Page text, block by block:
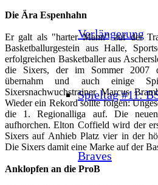
Verlängerung
Spieltag #11:
Braves
Die Ära Espenhahn
Er galt als "harter Mann" auf der
Basketballurgestein aus Halle,
erfolgreichen Basketballer aus
die Sixers, der im Sommer 2007
übernahm und auch einige
Sixersnachwuchstrainer Marcus
Wieder ein Rekord sollte folgen:
die 1. Regionalliga auf. Die
aufhorchen. Elton Coffield wird der
Sixers auf Anhieb Platz vier in der
Die Sixers damit eine Marke auf der
Anklopfen an die ProB